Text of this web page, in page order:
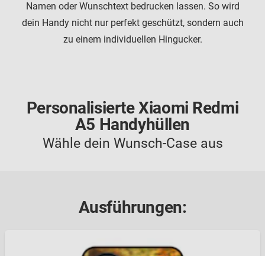
Namen oder Wunschtext bedrucken lassen. So wird
dein Handy nicht nur perfekt geschützt, sondern auch
zu einem individuellen Hingucker.
Personalisierte Xiaomi Redmi
A5 Handyhüllen
Wähle dein Wunsch-Case aus
Ausführungen: